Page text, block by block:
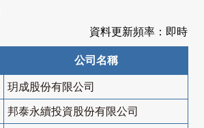
資料更新頻率：即時
公司名稱
玥成股份有限公司
邦泰永續投資股份有限公司